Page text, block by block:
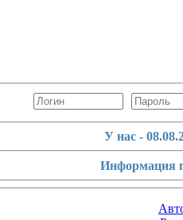
У нас -
Информация